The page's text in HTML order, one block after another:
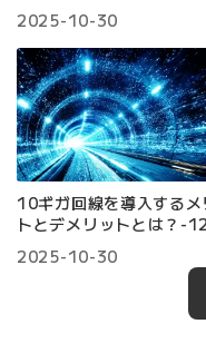
2025-10-30
10ギガ回線を導入するメ
トとデメリットとは？-12
2025-10-30